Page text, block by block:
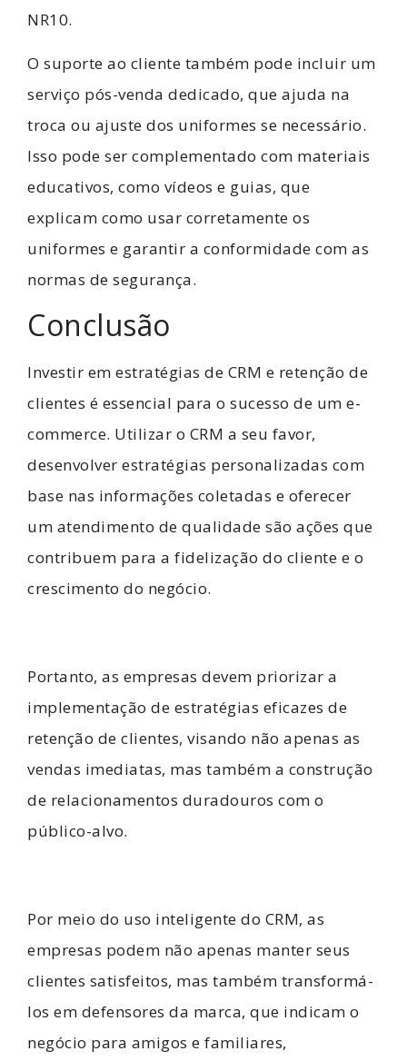
NR10.
O suporte ao cliente também pode incluir um
serviço pós-venda dedicado, que ajuda na
troca ou ajuste dos uniformes se necessário.
Isso pode ser complementado com materiais
educativos, como vídeos e guias, que
explicam como usar corretamente os
uniformes e garantir a conformidade com as
normas de segurança.
Conclusão
Investir em estratégias de CRM e retenção de
clientes é essencial para o sucesso de um e-
commerce. Utilizar o CRM a seu favor,
desenvolver estratégias personalizadas com
base nas informações coletadas e oferecer
um atendimento de qualidade são ações que
contribuem para a fidelização do cliente e o
crescimento do negócio.
Portanto, as empresas devem priorizar a
implementação de estratégias eficazes de
retenção de clientes, visando não apenas as
vendas imediatas, mas também a construção
de relacionamentos duradouros com o
público-alvo.
Por meio do uso inteligente do CRM, as
empresas podem não apenas manter seus
clientes satisfeitos, mas também transformá-
los em defensores da marca, que indicam o
negócio para amigos e familiares,